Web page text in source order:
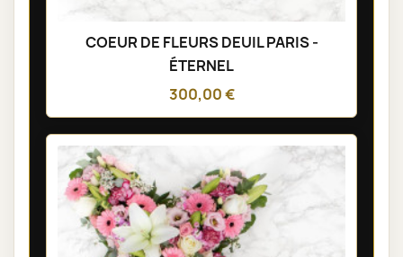
COEUR DE FLEURS DEUIL PARIS -
ÉTERNEL
300,00 €